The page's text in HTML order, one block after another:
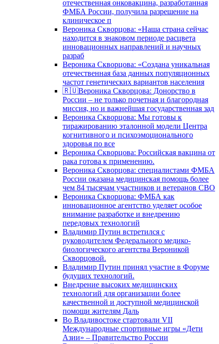
отечественная онковакцина, разработанная
ФМБА России, получила разрешение на
клиническое п
Вероника Скворцова: «Наша страна сейчас
находится в знаковом периоде расцвета
инновационных направлений и научных
разраб
Вероника Скворцова: «Создана уникальная
отечественная база данных популяционных
частот генетических вариантов населения
🇷🇺Вероника Скворцова: Донорство в
России – не только почетная и благородная
миссия, но и важнейшая государственная зад
Вероника Скворцова: Мы готовы к
тиражированию эталонной модели Центра
когнитивного и психоэмоционального
здоровья по все
Вероника Скворцова: Российская вакцина от
рака готова к применению.
Вероника Скворцова: специалистами ФМБА
России оказана медицинская помощь более
чем 84 тысячам участников и ветеранов СВО
Вероника Скворцова: ФМБА как
инновационное агентство уделяет особое
внимание разработке и внедрению
передовых технологий
Владимир Путин встретился с
руководителем Федерального медико-
биологического агентства Вероникой
Скворцовой.
Владимир Путин принял участие в Форуме
будущих технологий.
Внедрение высоких медицинских
технологий для организации более
качественной и доступной медицинской
помощи жителям Даль
Во Владивостоке стартовали VII
Международные спортивные игры «Дети
Азии» – Правительство России